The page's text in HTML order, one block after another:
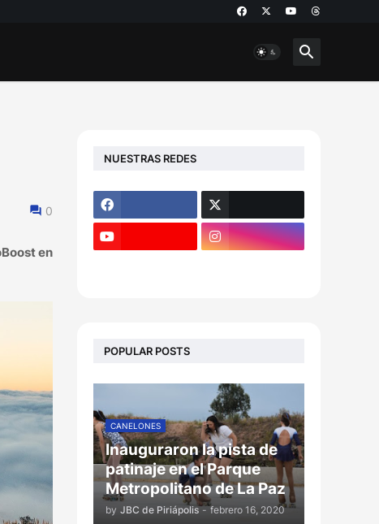
0
en
NUESTRAS REDES
POPULAR POSTS
CANELONES
Inauguraron la pista de
patinaje en el Parque
Metropolitano de La Paz
by JBC de Piriápolis - febrero 16, 2020